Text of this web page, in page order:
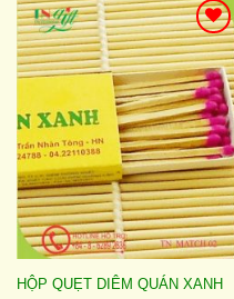
Add to
wishlist
HỘP QUẸT DIÊM QUÁN XANH